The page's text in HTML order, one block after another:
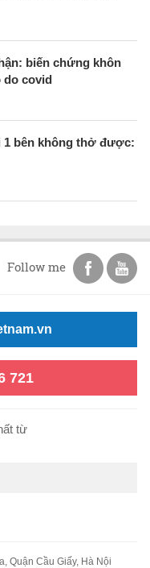
biến chứng khôn
covid
1 bên không thở được:
Follow me
721
từ
Quận Cầu Giấy, Hà Nội